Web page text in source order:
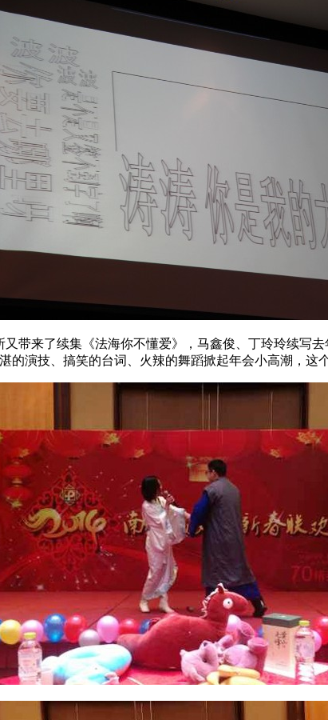
来了续集《法海你不懂爱》，马鑫俊、丁玲玲续写
的演技、搞笑的台词、火辣的舞蹈掀起年会小高潮，这